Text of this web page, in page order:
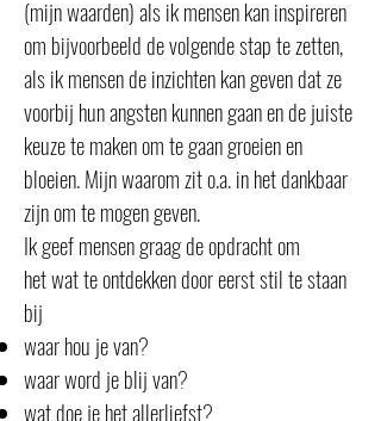
(mijn waarden) als ik mensen kan inspireren
om bijvoorbeeld de volgende stap te zetten,
als ik mensen de inzichten kan geven dat ze
voorbij hun angsten kunnen gaan en de juiste
keuze te maken om te gaan groeien en
bloeien. Mijn waarom zit o.a. in het dankbaar
zijn om te mogen geven.
Ik geef mensen graag de opdracht om
het wat te ontdekken door eerst stil te staan
bij
waar hou je van?
waar word je blij van?
wat doe je het allerliefst?